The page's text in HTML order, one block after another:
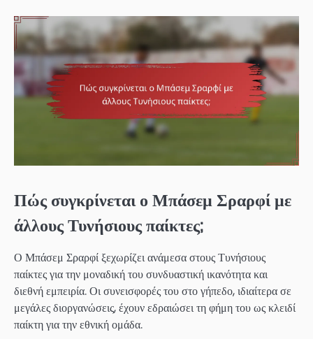
Πώς συγκρίνεται ο Μπάσεμ Σραρφί με
άλλους Τυνήσιους παίκτες;
Ο Μπάσεμ Σραρφί ξεχωρίζει ανάμεσα στους Τυνήσιους
παίκτες για την μοναδική του συνδυαστική ικανότητα και
διεθνή εμπειρία. Οι συνεισφορές του στο γήπεδο, ιδιαίτερα σε
μεγάλες διοργανώσεις, έχουν εδραιώσει τη φήμη του ως κλειδί
παίκτη για την εθνική ομάδα.